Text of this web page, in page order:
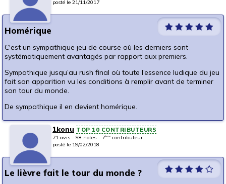
posté le 21/11/2017
Homérique
C'est un sympathique jeu de course où les derniers sont
systématiquement avantagés par rapport aux premiers.
Sympathique jusqu’au rush final où toute l’essence ludique du jeu
fait son apparition vu les conditions à remplir avant de terminer
son tour du monde.
De sympathique il en devient homérique.
1konu TOP 10 CONTRIBUTEURS
71 avis - 98 notes - 7ème contributeur
posté le 19/02/2018
Le lièvre fait le tour du monde ?